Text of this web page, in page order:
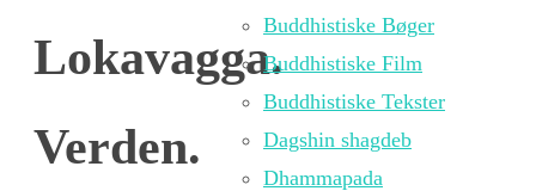
Lokavagga.
Verden.
Buddhistiske Bøger
Buddhistiske Film
Buddhistiske Tekster
Dagshin shagdeb
Dhammapada